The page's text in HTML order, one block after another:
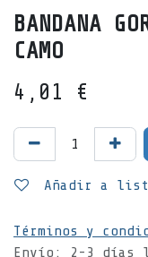
BANDANA
CAMO
4,01
€
Añadir a
Términos y
Envío: 2-3 días